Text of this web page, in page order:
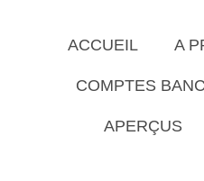
ACCUEIL A
COMPTES
APERÇUS